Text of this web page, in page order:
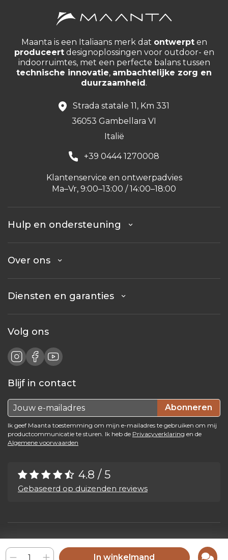
In winkelmand
Maanta is een Italiaans merk dat ontwerpten
produceertdesignoplossingen voor outdoor- en
indoorruimtes, met een perfecte balans tussen
technische innovatie, ambachtelijke zorg en
duurzaamheid.
Strada statale 11, Km 331
36053 Gambellara VI
Italië
+39 0444 1270008
Klantenservice en ontwerpadvies
Ma–Vr, 9:00–13:00 / 14:00–18:00
Hulp en ondersteuning
Over ons
Diensten en garanties
Volg ons
Blijf in contact
Abonneren
Ik geef Maanta toestemming om mijn e-mailadres te gebruiken om mij
productcommunicatie te sturen. Ik heb de Privacyverklaring en de
Algemene voorwaarden
4.8 / 5
Gebaseerd op duizenden reviews
Maanta by Bega Srl SB - P.IVA 04039300241 - REA VI 374004
Privacy Policy- Whistleblowing